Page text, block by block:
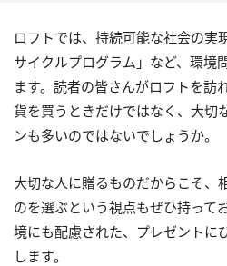
ロフトでは、持続可能な社会の実
サイクルプログラム」など、環境
ます。読者の皆さんがロフトを訪
貨を買うときだけではなく、大切
ンも多いのではないでしょうか。
大切な人に贈るものだからこそ、
のを選ぶという視点もぜひ持って
境にも配慮された、プレゼントに
します。